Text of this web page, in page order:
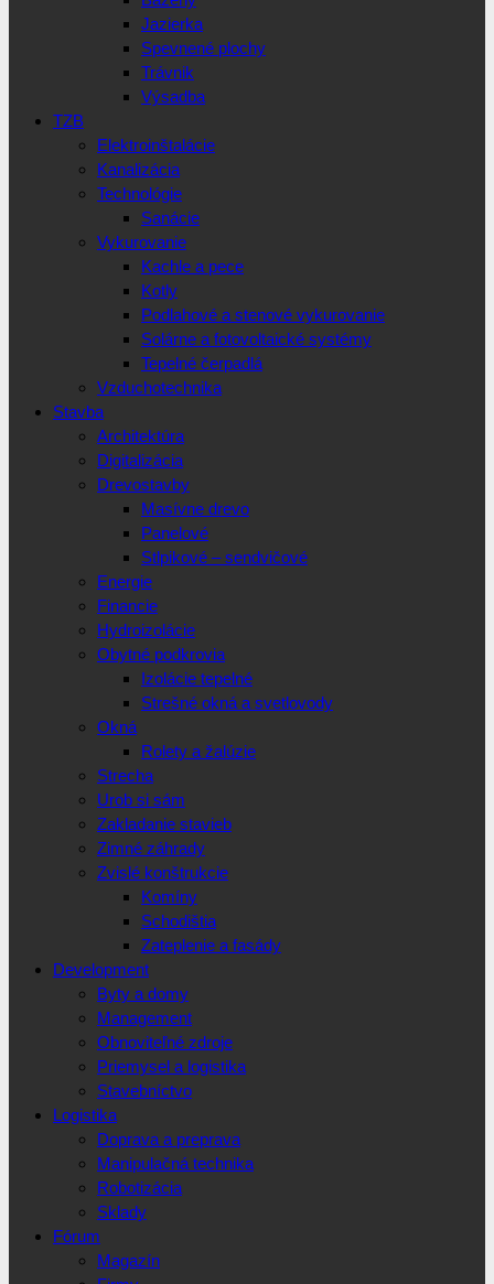
Jazierka
Spevnené plochy
Trávnik
Výsadba
TZB
Elektroinštalácie
Kanalizácia
Technológie
Sanácie
Vykurovanie
Kachle a pece
Kotly
Podlahové a stenové vykurovanie
Solárne a fotovoltaické systémy
Tepelné čerpadlá
Vzduchotechnika
Stavba
Architektúra
Digitalizácia
Drevostavby
Masívne drevo
Panelové
Stlpikové – sendvičové
Energie
Financie
Hydroizolácie
Obytné podkrovia
Izolácie tepelné
Strešné okná a svetlovody
Okná
Rolety a žalúzie
Strecha
Urob si sám
Zakladanie stavieb
Zimné záhrady
Zvislé konštrukcie
Komíny
Schodištia
Zateplenie a fasády
Development
Byty a domy
Management
Obnoviteľné zdroje
Priemysel a logistika
Stavebníctvo
Logistika
Doprava a preprava
Manipulačná technika
Robotizácia
Sklady
Fórum
Magazín